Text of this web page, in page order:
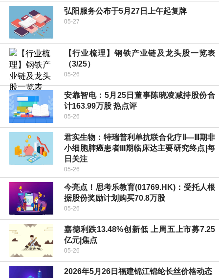
弘阳服务公布于5月27日上午起复牌
05-27
【行业梳理】钢铁产业链及龙头股一览表
（3/25）
05-26
安靠智电：5月25日董事陈晓凌减持股份合
计163.99万股 热点评
05-26
君实生物：特瑞普利单抗联合化疗Ⅱ—Ⅲ期非
小细胞肺癌患者III期临床达主要研究终点|每
日关注
05-26
今亮点！思考乐教育(01769.HK)：受托人根
据股份奖励计划购买70.8万股
05-26
嘉德利跌13.48%创新低 上周五上市募7.25
亿元|焦点
05-26
2026年5月26日福建锦江锦纶长丝价格动态